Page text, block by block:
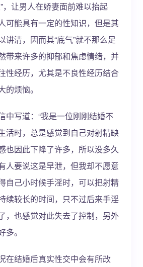
，让男人在娇妻面前难以抬起
可能具有一定的性知识，但是其
讲清，因而其“底气”就不那么足
带来许多的抑郁和焦虑情绪，并
性经历，尤其是不良性经历结合
的烦恼。
中写道：“我是一位刚刚结婚不
活时，总是感觉到自己对射精缺
也因此下降了许多，所以没多久
人要说这是早泄，但我却不愿意
自己小时候手淫时，可以把射精
续较长的时间，只不过后来手淫
，也感觉对此失去了控制，另外
。
在结婚后真实性交中会有所改